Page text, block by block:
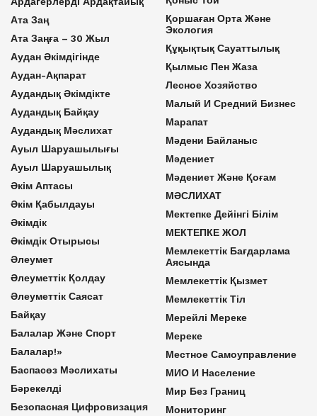
Ата Заң
Ата Заңға – 30 Жыл
Аудан Әкімдігінде
Аудан-Ақпарат
Аудандық Әкімдікте
Аудандық Байқау
Аудандық Мәслихат
Ауыл Шаруашылығы
Ауыл Шаруашылық
Әкім Аптасы
Әкім Қабылдауы
Әкімдік
Әкімдік Отырысы
Әлеумет
Әлеуметтік Қолдау
Әлеуметтік Саясат
Байқау
Балалар Және Спорт
Балалар!»
Баспасөз Мәслихаты
Бәрекелді
Безопасная Цифровизация
Қоршаған Орта Және
Экология
Құқықтық Сауаттылық
Қылмыс Пен Жаза
Лесное Хозяйство
Малый И Средний Бизнес
Марапат
Мәдени Байланыс
Мәдениет
Мәдениет Және Қоғам
МӘСЛИХАТ
Мектепке Дейінгі Білім
МЕКТЕПКЕ ЖОЛ
Мемлекеттік Бағдарлама
Аясында
Мемлекеттік Қызмет
Мемлекеттік Тіл
Мерейлі Мереке
Мереке
Местное Самоуправление
МИО И Население
Мир Без Границ
Мониторинг